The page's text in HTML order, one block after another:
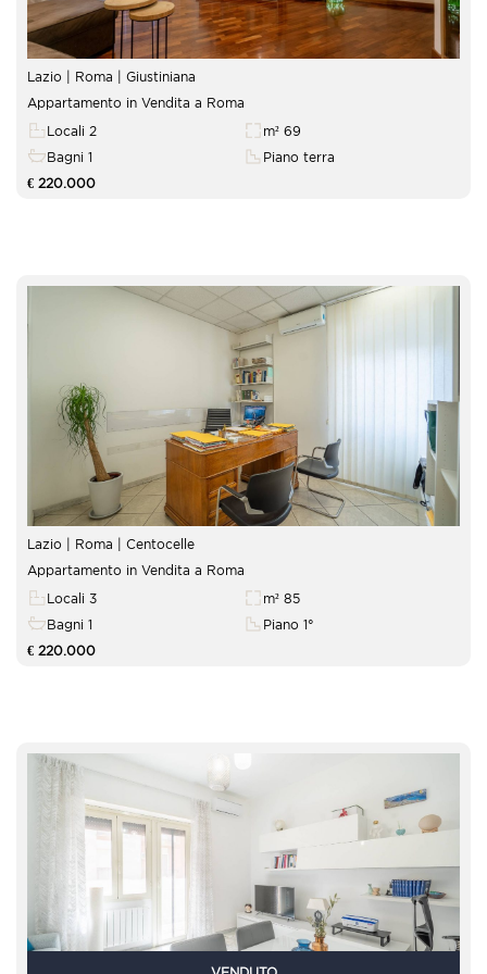
Giustiniana
Appartamento in Vendita a Roma
Locali 2
m² 69
Bagni 1
Piano terra
€ 220.000
Centocelle
Appartamento in Vendita a Roma
Locali 3
m² 85
Bagni 1
Piano 1°
€ 220.000